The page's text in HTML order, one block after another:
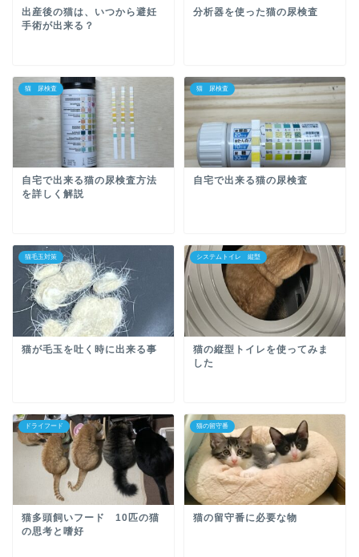
出産後の猫は、いつから避妊
手術が出来る？
分析器を使った猫の尿検査
猫 尿検査
自宅で出来る猫の尿検査方法
を詳しく解説
猫 尿検査
自宅で出来る猫の尿検査
猫毛玉対策
猫が毛玉を吐く時に出来る事
システムトイレ 縦型
猫の縦型トイレを使ってみま
した
ドライフード
猫多頭飼いフード 10匹の猫
の思考と嗜好
猫の留守番
猫の留守番に必要な物